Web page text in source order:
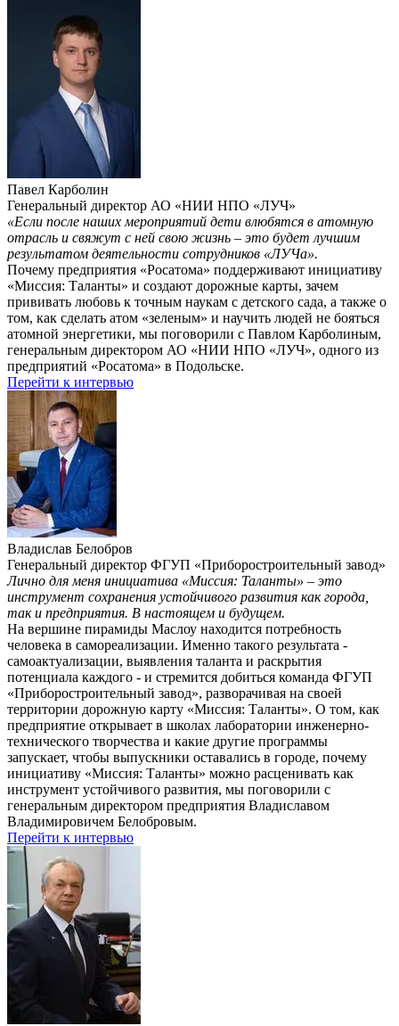
Павел Карболин
Генеральный директор АО «НИИ НПО «ЛУЧ»
«Если после наших мероприятий дети влюбятся в атомную
отрасль и свяжут с ней свою жизнь – это будет лучшим
результатом деятельности сотрудников «ЛУЧа».
Почему предприятия «Росатома» поддерживают инициативу
«Миссия: Таланты» и создают дорожные карты, зачем
прививать любовь к точным наукам с детского сада, а также о
том, как сделать атом «зеленым» и научить людей не бояться
атомной энергетики, мы поговорили с Павлом Карболиным,
генеральным директором АО «НИИ НПО «ЛУЧ», одного из
предприятий «Росатома» в Подольске.
Перейти к интервью
Владислав Белобров
Генеральный директор ФГУП «Приборостроительный завод»
Лично для меня инициатива «Миссия: Таланты» – это
инструмент сохранения устойчивого развития как города,
так и предприятия. В настоящем и будущем.
На вершине пирамиды Маслоу находится потребность
человека в самореализации. Именно такого результата -
самоактуализации, выявления таланта и раскрытия
потенциала каждого - и стремится добиться команда ФГУП
«Приборостроительный завод», разворачивая на своей
территории дорожную карту «Миссия: Таланты». О том, как
предприятие открывает в школах лаборатории инженерно-
технического творчества и какие другие программы
запускает, чтобы выпускники оставались в городе, почему
инициативу «Миссия: Таланты» можно расценивать как
инструмент устойчивого развития, мы поговорили с
генеральным директором предприятия Владиславом
Владимировичем Белобровым.
Перейти к интервью